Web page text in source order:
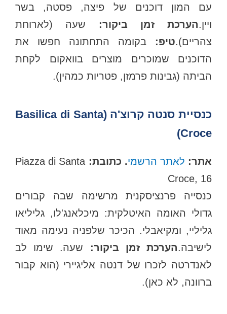
עם המון דוכנים של פיצה, פסטה, בשר
הערכת זמן ביקור:שעה (לארוחת
צהריים).טיפ:בקומה התחתונה חפשו את
הדוכנים שמוכרים מוצרים בוואקום לקחת
הביתה (גבינות פרמזן, פטריות כמהין).
כנסיית סנטה קרוצ'ה (Basilica di Santa
Croce)
אתר: לאתר הרשמי. כתובת: Piazza di Santa
Croce, 16
כנסייה פרנציסקנית מרשימה שבה קבורים
גדולי האומה האיטלקית: מיכלאנג'לו, גליליאו
גליליי, ומקיאבלי. הכיכר שלפניה נעימה מאוד
לישיבה.הערכת זמן ביקור:שעה. שימו לב
לאנדרטה לזכרו של דנטה אליגיירי (הוא קבור
ברוונה, לא כאן).